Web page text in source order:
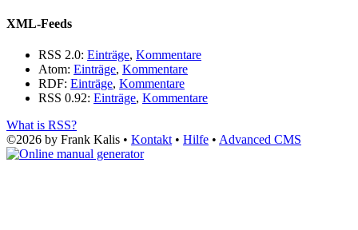
XML-Feeds
RSS 2.0: Einträge, Kommentare
Atom: Einträge, Kommentare
RDF: Einträge, Kommentare
RSS 0.92: Einträge, Kommentare
What is RSS?
©2026 by Frank Kalis • Kontakt • Hilfe • Advanced CMS